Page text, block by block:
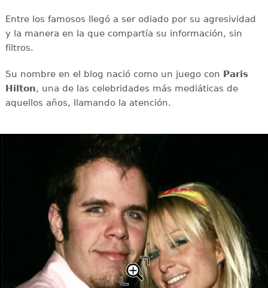
Entre los famosos llegó a ser odiado por su agresividad
y la manera en la que compartía su información, sin
filtros.
Su nombre en el blog nació como un juego con Paris
Hilton, una de las celebridades más mediáticas de
aquellos años, llamando la atención.